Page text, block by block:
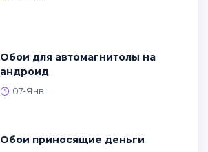
Обои для автомагнитолы на
андроид
07-Янв
Обои приносящие деньги